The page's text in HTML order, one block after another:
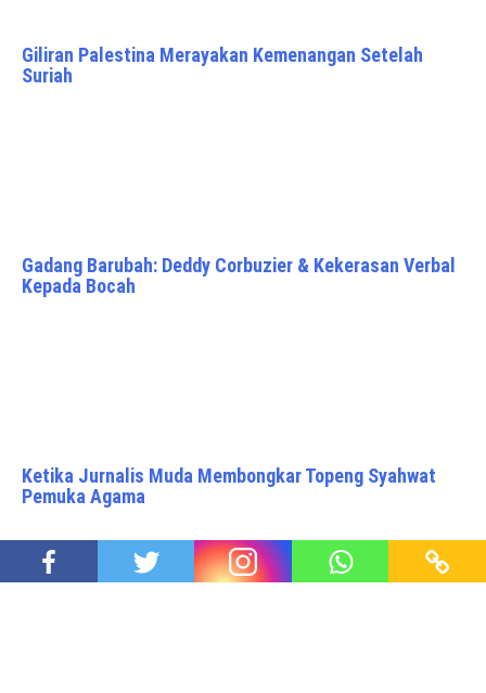
Giliran Palestina Merayakan Kemenangan Setelah
Suriah
Gadang Barubah: Deddy Corbuzier & Kekerasan Verbal
Kepada Bocah
Ketika Jurnalis Muda Membongkar Topeng Syahwat
Pemuka Agama